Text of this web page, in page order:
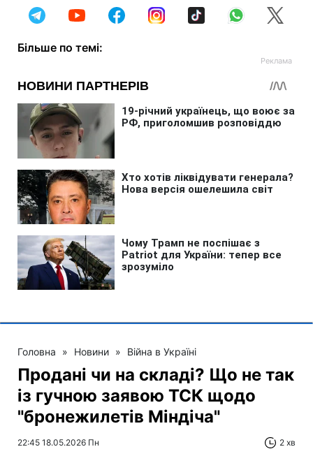
Більше по темі:
Головна » Новини » Війна в Україні
Продані чи на складі? Що не так
із гучною заявою ТСК щодо
"бронежилетів Міндіча"
22:45 18.05.2026 Пн 2 хв